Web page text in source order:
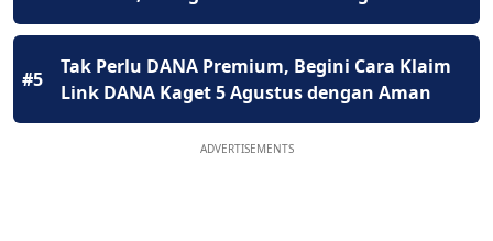
#5
Tak Perlu DANA Premium, Begini Cara Klaim
Link DANA Kaget 5 Agustus dengan Aman
ADVERTISEMENTS